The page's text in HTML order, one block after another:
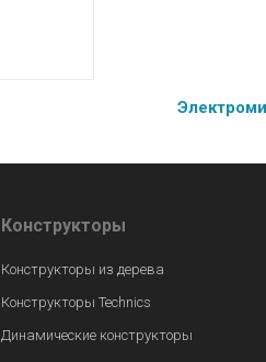
Конструкторы
Конструкторы из дерева
Конструкторы Technics
Динамические конструкторы